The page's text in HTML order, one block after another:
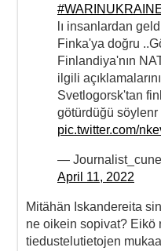
lı insanlardan
Finka'ya doğru
Finlandiya'nın
ilgili
Svetlogorsk'tan
götürdüğü söylenr
pic.twitter.com/
—
April 11, 2022
Mitähän Iskandereita
ne oikein sopivat? Eikö
tiedustelutietojen